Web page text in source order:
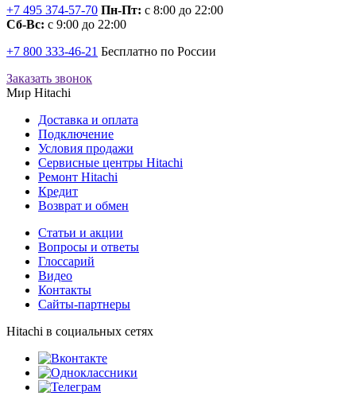
+7 495 374-57-70 Пн-Пт: с 8:00 до 22:00
Сб-Вс: с 9:00 до 22:00
+7 800 333-46-21 Бесплатно по России
Заказать звонок
Мир Hitachi
Доставка и оплата
Подключение
Условия продажи
Сервисные центры Hitachi
Ремонт Hitachi
Кредит
Возврат и обмен
Cтатьи и акции
Вопросы и ответы
Глоссарий
Видео
Контакты
Сайты-партнеры
Hitachi в социальных сетях